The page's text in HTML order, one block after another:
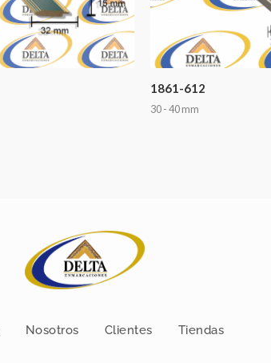
1861-612
30 - 40 mm
Nosotros Clientes Tiendas